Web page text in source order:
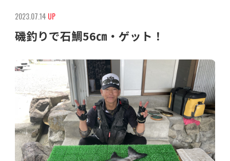
2023.07.14 UP
磯釣りで石鯛56㎝・ゲット！